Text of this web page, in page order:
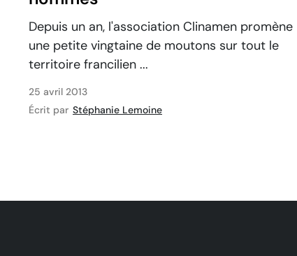
Depuis un an, l'association Clinamen promène
une petite vingtaine de moutons sur tout le
territoire francilien ...
25 avril 2013
Écrit par Stéphanie Lemoine